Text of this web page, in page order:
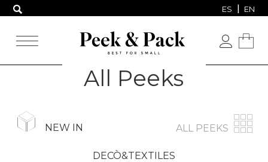
ES EN
All Peeks
DECÒ&TEXTILES
NEW IN ALL PEEKS